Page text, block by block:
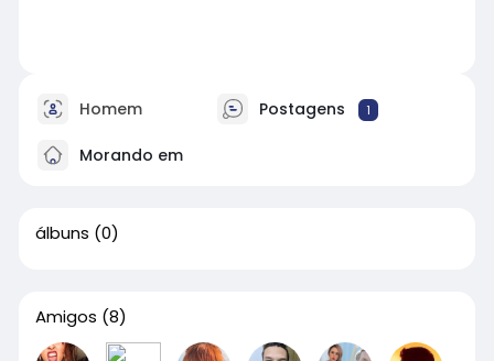
Homem Postagens 1
Morando em
álbuns (0)
Amigos (8)